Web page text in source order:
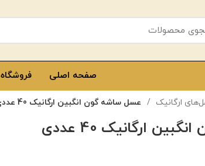
صفحه اصلی فروشگاه
ارگانیک عسل ساشه گون انگبین ارگانیک 40 عددی
ارگانیک 40 عددی